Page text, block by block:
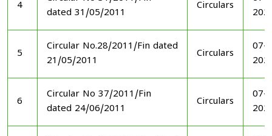
4
dated 31/05/2011
Circulars
5
Circular No.28/2011/Fin dated
21/05/2011
Circulars
07-
6
Circular No 37/2011/Fin
dated 24/06/2011
Circulars
07-